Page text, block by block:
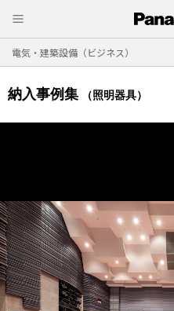
電気・建築設備（ビジネス）
納入事例集 （照明器具）